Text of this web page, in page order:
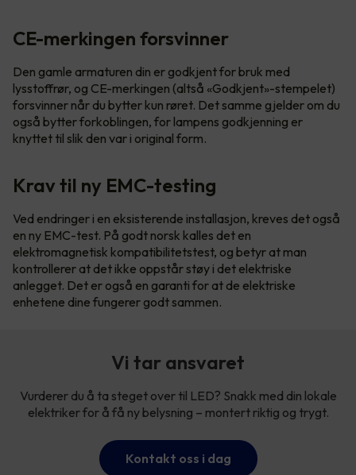
CE-merkingen forsvinner
Den gamle armaturen din er godkjent for bruk med
lysstoffrør, og CE-merkingen (altså «Godkjent»-stempelet)
forsvinner når du bytter kun røret. Det samme gjelder om du
også bytter forkoblingen, for lampens godkjenning er
knyttet til slik den var i original form.
Krav til ny EMC-testing
Ved endringer i en eksisterende installasjon, kreves det også
en ny EMC-test. På godt norsk kalles det en
elektromagnetisk kompatibilitetstest, og betyr at man
kontrollerer at det ikke oppstår støy i det elektriske
anlegget. Det er også en garanti for at de elektriske
enhetene dine fungerer godt sammen.
Vi tar ansvaret
Vurderer du å ta steget over til LED? Snakk med din lokale
elektriker for å få ny belysning – montert riktig og trygt.
Kontakt oss i dag